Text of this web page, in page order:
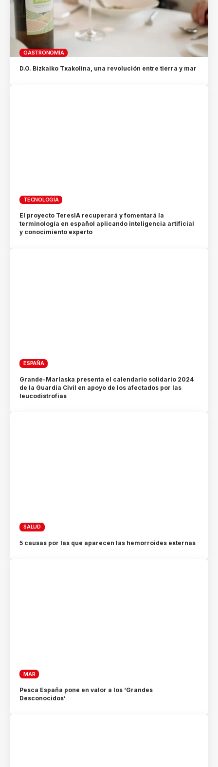
GASTRONOMÍA
D.O. Bizkaiko Txakolina, una revolución entre tierra y mar
TECNOLOGÍA
El proyecto TeresIA recuperará y fomentará la
terminología en español aplicando inteligencia artificial
y conocimiento experto
ESPAÑA
Grande-Marlaska presenta el calendario solidario 2024
de la Guardia Civil en apoyo de los afectados por las
leucodistrofias
SALUD
5 causas por las que aparecen las hemorroides externas
MAR
Pesca España pone en valor a los ‘Grandes
Desconocidos’